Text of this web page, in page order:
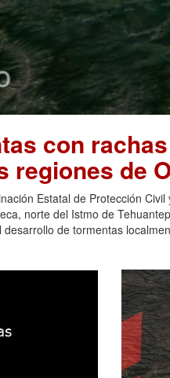
con
regiones de
Estatal de Protección
norte del Istmo de
de tormentas